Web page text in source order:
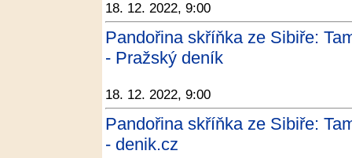
18. 12. 2022, 9:00
Pandořina skříňka ze Sibiře:
- Pražský deník
18. 12. 2022, 9:00
Pandořina skříňka ze Sibiře:
- denik.cz